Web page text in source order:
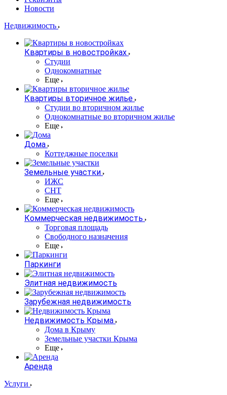
Новости
Недвижимость
Квартиры в новостройках
Студии
Однокомнатные
Еще
Квартиры вторичное жилье
Студии во вторичном жилье
Однокомнатные во вторичном жилье
Еще
Дома
Коттеджные поселки
Земельные участки
ИЖС
СНТ
Еще
Коммерческая недвижимость
Торговая площадь
Свободного назначения
Еще
Паркинги
Элитная недвижимость
Зарубежная недвижимость
Недвижимость Крыма
Дома в Крыму
Земельные участки Крыма
Еще
Аренда
Услуги